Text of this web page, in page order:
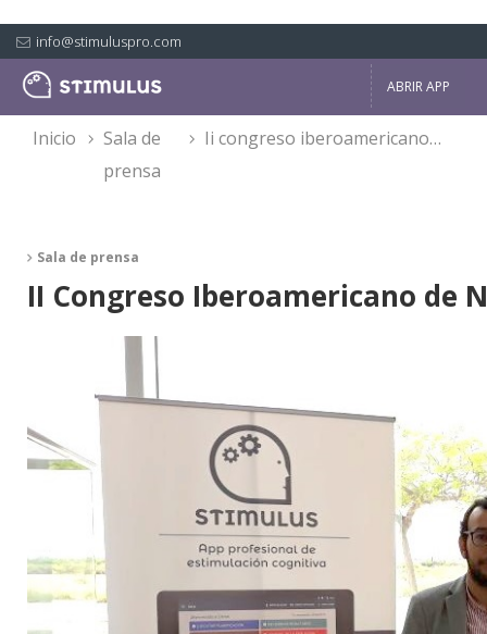
info@stimuluspro.com
ABRIR APP
inicio
sala de
prensa
ii congreso iberoamericano de neuropsicología
II Congreso Iberoamericano de
Sala de prensa